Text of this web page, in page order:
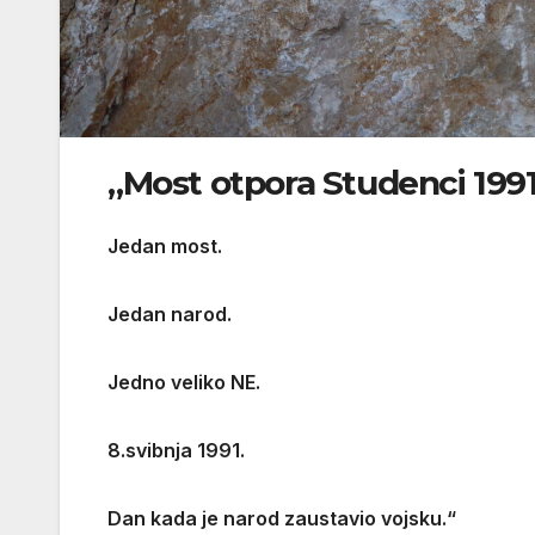
„Most otpora Studenci
Jedan most.
Jedan narod.
Jedno veliko NE.
8.svibnja 1991.
Dan kada je narod zaustavio vojsku.“